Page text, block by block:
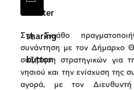
Στη Σκιάθο
συνάντηση με τον Δήμαρχο
συζήτηση στρατηγικών για
νησιού και την ενίσχυση της
αγορά, με τον